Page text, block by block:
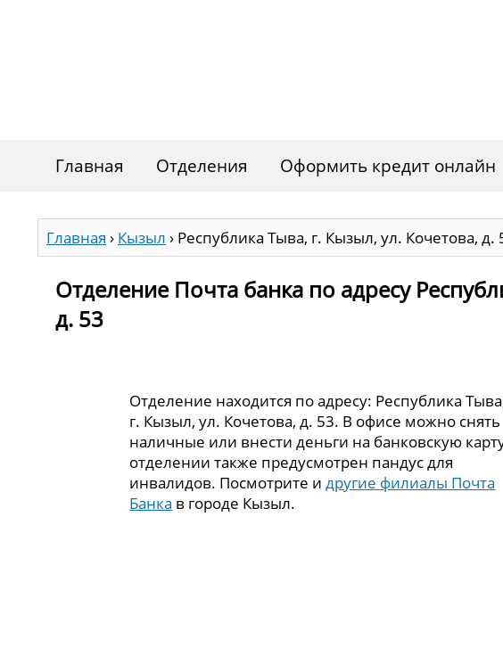
Главная Отделения Оформить кредит онлайн
Главная › Кызыл › Республика Тыва, г. Кызыл, ул. Кочетова, д.
Отделение Почта банка по адресу
д. 53
Отделение находится по адресу: Республика
г. Кызыл, ул. Кочетова, д. 53. В офисе можно снять
наличные или внести деньги на банковскую
отделении также предусмотрен пандус для
инвалидов. Посмотрите идругие филиалы Почта
Банка в городе Кызыл.